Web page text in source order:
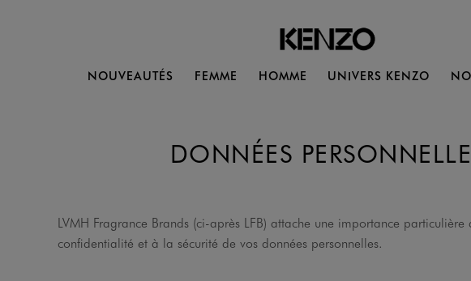
NOUVEAUTÉS FEMME HOMME UNIVERS KENZO
DONNÉES
LVMH Fragrance Brands (ci-après LFB) attache une importance
confidentialité et à la sécurité de vos données personnelles.